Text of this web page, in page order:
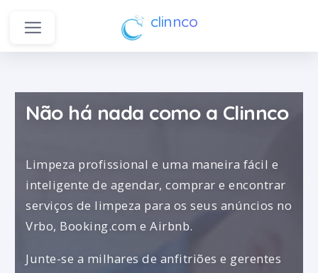
clinnco
Não há nada como a Clinnco
Limpeza profissional e uma maneira fácil e
inteligente de agendar, comprar e encontrar
serviços de limpeza para os seus anúncios no
Vrbo, Booking.com e Airbnb.
Junte-se a milhares de anfitriões e gerentes